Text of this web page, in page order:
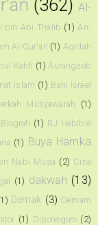
(362) Al-
bin Abi Thalib (1) An-
Al-Qur'an (1) Aqidah
Kahfi (1) Aurangzeb
Islam (1) Bani Israel
Musyawarah
(1)
Biografi (1) BJ Habibie
(1) Buya Hamka
Nabi Musa (2) Cina
(1) dakwah (13)
Demak (3) Demam
(1) Diponegoro (2)